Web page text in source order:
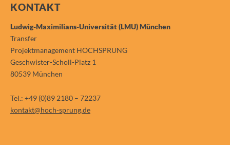
KONTAKT
Ludwig-Maximilians-Universität (LMU) München
Transfer
Projektmanagement HOCHSPRUNG
Geschwister-Scholl-Platz 1
80539 München
Tel.: +49 (0)89 2180 – 72237
kontakt@hoch-sprung.de